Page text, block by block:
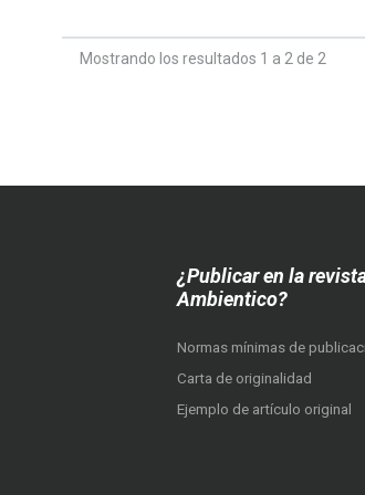
Mostrando los resultados 1 a 2 de 2
¿Publicar en la
Ambientico?
Normas mínimas de
Carta de originalidad
Ejemplo de artículo original